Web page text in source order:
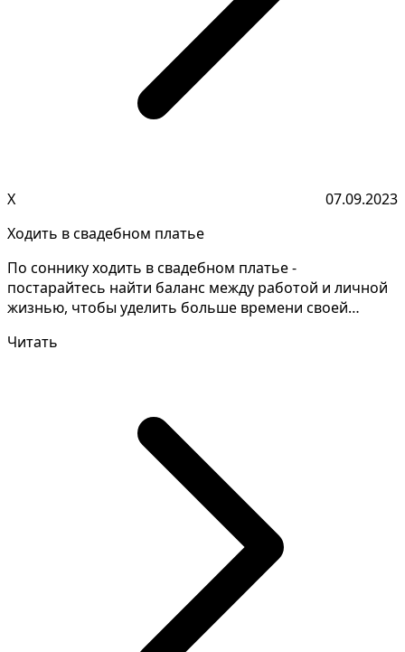
Х
07.09.2023
Ходить в свадебном платье
По соннику ходить в свадебном платье -
постарайтесь найти баланс между работой и личной
жизнью, чтобы уделить больше времени своей
Читать